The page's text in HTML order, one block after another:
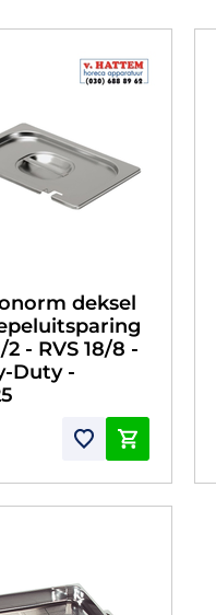
deksel
2 - RVS 18/8 -
Duty -